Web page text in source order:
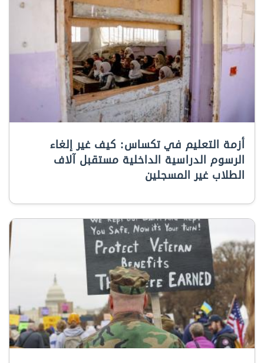
أزمة التعليم في تكساس: كيف غير إلغاء
الرسوم الدراسية الداخلية مستقبل آلاف
الطلاب غير المسجلين